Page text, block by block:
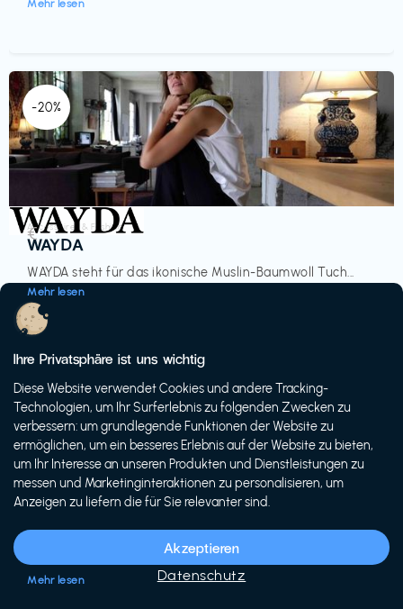
Mehr lesen
-20%
Accessoires & Fashion
WAYDA
WAYDA steht für das ikonische Muslin-Baumwoll Tuch...
Mehr lesen
€‎
-20%
Siech Cycles
Entdecke den Schweizer Brand für urbane Fahrräder...
Mehr lesen
Ihre Privatsphäre ist uns wichtig
Diese Website verwendet Cookies und andere Tracking-
Technologien, um Ihr Surferlebnis zu folgenden Zwecken zu
verbessern: um grundlegende Funktionen der Website zu
ermöglichen, um ein besseres Erlebnis auf der Website zu bieten,
um Ihr Interesse an unseren Produkten und Dienstleistungen zu
messen und Marketinginteraktionen zu personalisieren, um
Anzeigen zu liefern die für Sie relevanter sind.
Akzeptieren
Datenschutz